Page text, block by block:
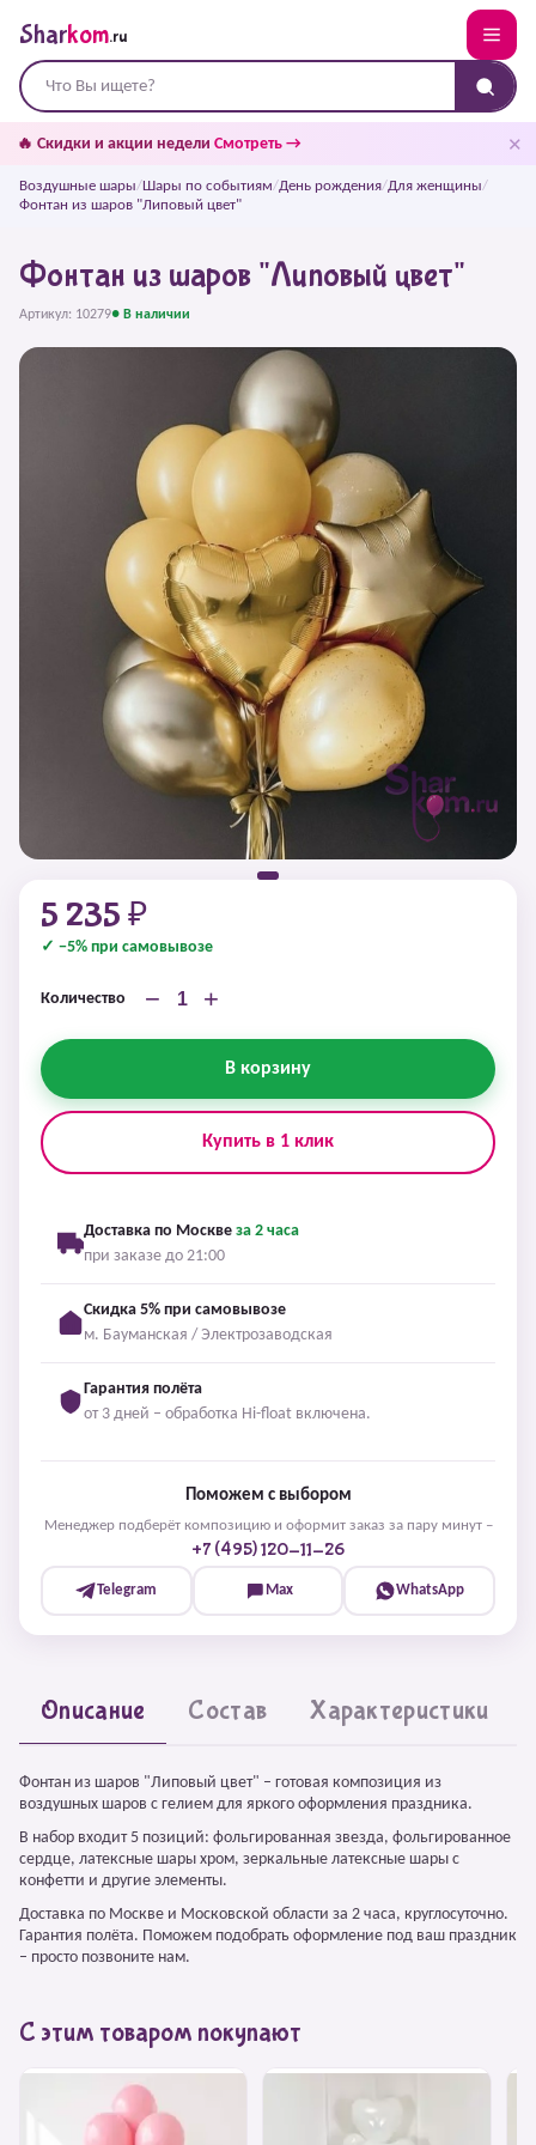
Sharkom.ru
🔥 Скидки и акции недели Смотреть → ✕
Воздушные шары/Шары по событиям/День рождения/Для женщины/
Фонтан из шаров "Липовый цвет"
Фонтан из шаров "Липовый цвет"
Артикул: 10279● В наличии
5 235 ₽
✓ −5% при самовывозе
Количество − +
В корзину
Купить в 1 клик
Доставка по Москве за 2 часа
при заказе до 21:00
Скидка 5% при самовывозе
м. Бауманская / Электрозаводская
Гарантия полёта
от 3 дней – обработка Hi-float включена.
Поможем с выбором
Менеджер подберёт композицию и оформит заказ за пару минут –
+7 (495) 120-11-26
Telegram Max WhatsApp
Описание Состав Характеристики
Фонтан из шаров "Липовый цвет" – готовая композиция из
воздушных шаров с гелием для яркого оформления праздника.
В набор входит 5 позиций: фольгированная звезда, фольгированное
сердце, латексные шары хром, зеркальные латексные шары с
конфетти и другие элементы.
Доставка по Москве и Московской области за 2 часа, круглосуточно.
Гарантия полёта. Поможем подобрать оформление под ваш праздник
– просто позвоните нам.
С этим товаром покупают